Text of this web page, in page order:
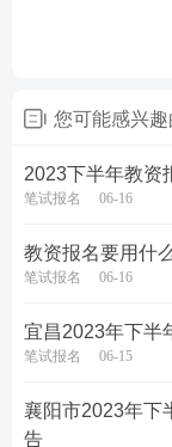
不要在报考中小
加教
您可能感兴
2023下半年教资
笔试报名 06-16
教资报名要用什
笔试报名 06-16
宜昌2023年下半
笔试报名 06-15
襄阳市2023年下
告